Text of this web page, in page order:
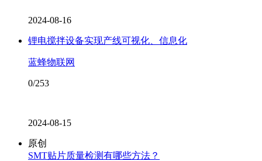
2024-08-16
锂电搅拌设备实现产线可视化、信息化
蓝蜂物联网
0/253
2024-08-15
原创
SMT贴片质量检测有哪些方法？